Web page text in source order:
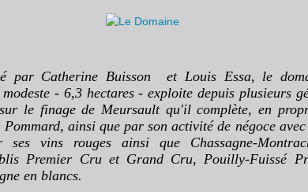
par Catherine Buisson et Louis Essa, le
- 6,3 hectares - exploite depuis plusieurs
le finage de Meursault qu'il complète, en
ainsi que par son activité de négoce
ses vins rouges ainsi que Chassagne-
Premier Cru et Grand Cru, Pouilly-Fuissé
en blancs.